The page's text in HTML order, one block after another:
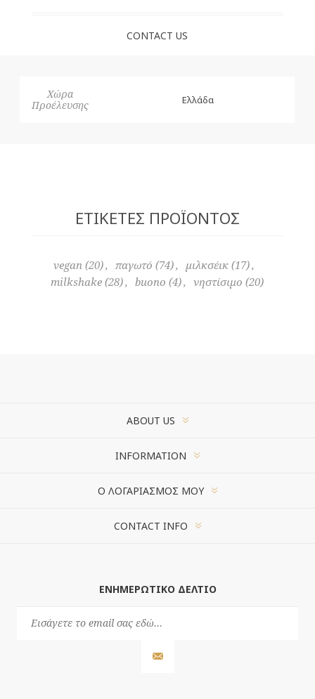
CONTACT US
Χώρα
Προέλευσης
Ελλάδα
ΕΤΙΚΈΤΕΣ ΠΡΟΪΌΝΤΟΣ
vegan (20), παγωτό (74), μιλκσέικ (17),
milkshake (28), buono (4), νηστίσιμο (20)
ABOUT US
INFORMATION
Ο ΛΟΓΑΡΙΑΣΜΌΣ ΜΟΥ
CONTACT INFO
ΕΝΗΜΕΡΩΤΙΚΌ ΔΕΛΤΊΟ